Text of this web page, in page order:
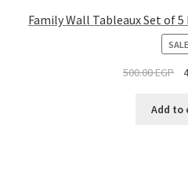
SALE
500.00EGP
Add to